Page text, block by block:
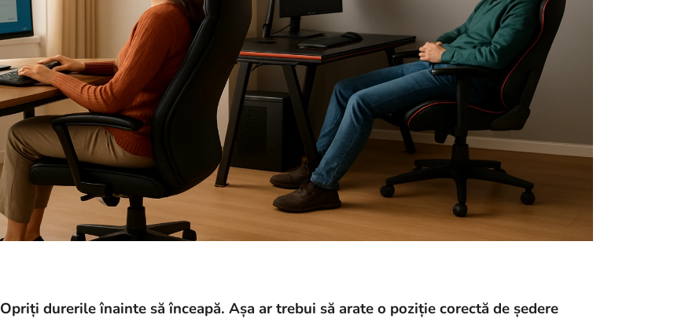
Opriți durerile înainte să înceapă. Așa ar trebui să arate o poziție corectă de ședere